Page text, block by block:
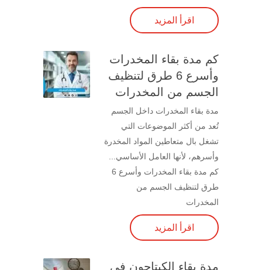
اقرأ المزيد
كم مدة بقاء المخدرات
وأسرع 6 طرق لتنظيف
الجسم من المخدرات
مدة بقاء المخدرات داخل الجسم
تُعد من أكثر الموضوعات التي
تشغل بال متعاطين المواد المخدرة
وأسرهم، لأنها العامل الأساسي...
كم مدة بقاء المخدرات وأسرع 6
طرق لتنظيف الجسم من
المخدرات
اقرأ المزيد
مدة بقاء الكبتاجون في